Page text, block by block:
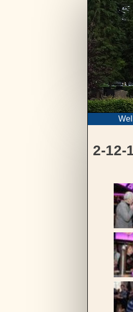
Skip
to
content
2-12-